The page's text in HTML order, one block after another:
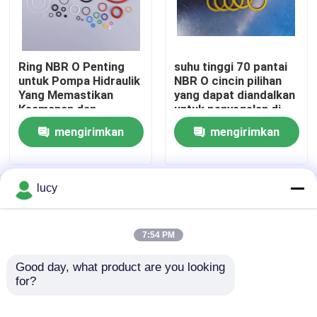
Cincin FKM O
Cincin Profil DIN 3869
Cincin O silikon
Segel Walform
Ring NBR O Penting
untuk Pompa Hidraulik
Yang Memastikan
Keamanan dan
Ketahanan
mengirimkan
permintaan
suhu tinggi 70 pantai
NBR O cincin pilihan
yang dapat diandalkan
untuk penyegelan di
lingkungan tekanan
tinggi mengirimkan
permintaan
Rumah
Sitemap
Kebijakan Privasi
Kualitaskaret o cincinPabrik cina.Copyright ©
lucy
7:54 PM
Good day, what product are you looking
for?